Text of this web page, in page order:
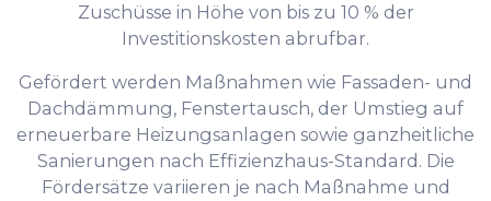
Zuschüsse in Höhe von bis zu 10 % der
Investitionskosten abrufbar.
Gefördert werden Maßnahmen wie Fassaden- und
Dachdämmung, Fenstertausch, der Umstieg auf
erneuerbare Heizungsanlagen sowie ganzheitliche
Sanierungen nach Effizienzhaus-Standard. Die
Fördersätze variieren je nach Maßnahme und